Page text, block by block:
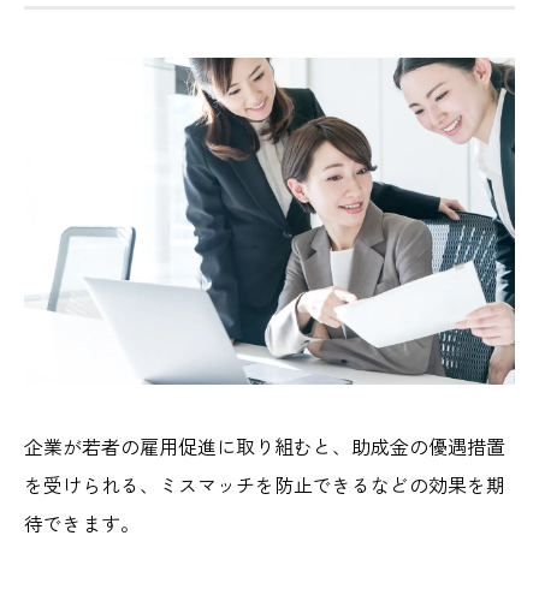
企業が若者の雇用促進に取り組むと、助成金の優遇措置
を受けられる、ミスマッチを防止できるなどの効果を期
待できます。